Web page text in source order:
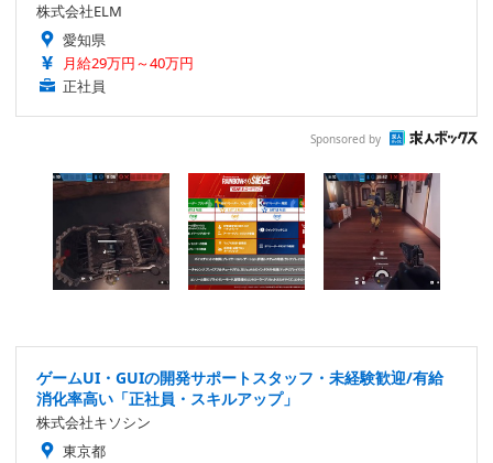
株式会社ELM
愛知県
月給29万円～40万円
正社員
Sponsored by
ゲームUI・GUIの開発サポートスタッフ・未経験歓迎/有給
消化率高い「正社員・スキルアップ」
株式会社キソシン
東京都